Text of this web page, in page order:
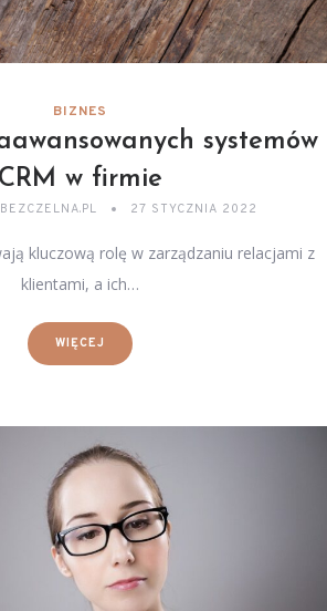
BIZNES
systemów
CRM w firmie
27 STYCZNIA 2022
kluczową rolę w zarządzaniu relacjami z
klientami, a ich…
WIĘCEJ